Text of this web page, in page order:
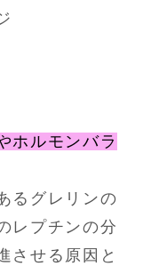
ホルモンバラ
るグレリンの
レプチンの分
させる原因と